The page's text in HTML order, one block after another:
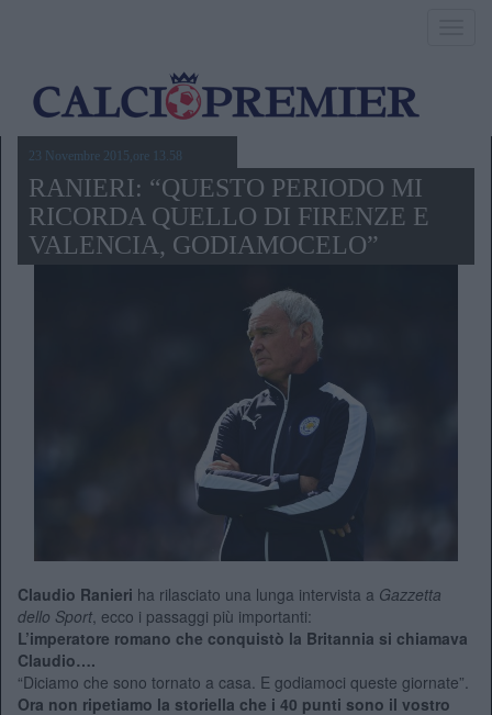
23 Novembre 2015,ore 13.58
RANIERI: “QUESTO PERIODO MI
RICORDA QUELLO DI FIRENZE E
VALENCIA, GODIAMOCELO”
Claudio Ranieri ha rilasciato una lunga intervista a Gazzetta
dello Sport , ecco i passaggi più importanti:
L’imperatore romano che conquistò la Britannia si chiamava
Claudio….
“Diciamo che sono tornato a casa. E godiamoci queste giornate”.
Ora non ripetiamo la storiella che i 40 punti sono il vostro